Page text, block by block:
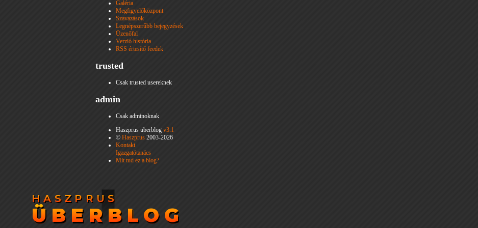
Galéria
Megfigyelőközpont
Szavazások
Legnépszerűbb bejegyzések
Üzenőfal
Verzió história
RSS értesítő feedek
trusted
Csak trusted usereknek
admin
Csak adminoknak
Haszprus überblog v3.1
© Haszprus 2003-2026
Kontakt
Igazgatótanács
Mit tud ez a blog?
HASZPRUS
ÜBERBLOG
HASZPRUS
ÜBERBLOG